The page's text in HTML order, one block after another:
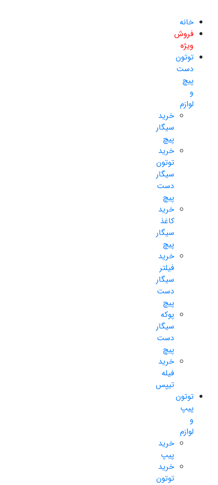
خانه
فروش
ویژه
توتون
دست
پیچ
و
لوازم
خرید
سیگار
پیچ
خرید
توتون
سیگار
دست
پیچ
خرید
کاغذ
سیگار
پیچ
خرید
فیلتر
سیگار
دست
پیچ
پوکه
سیگار
دست
پیچ
خرید
فیله
تیپس
توتون
پیپ
و
لوازم
خرید
پیپ
خرید
توتون